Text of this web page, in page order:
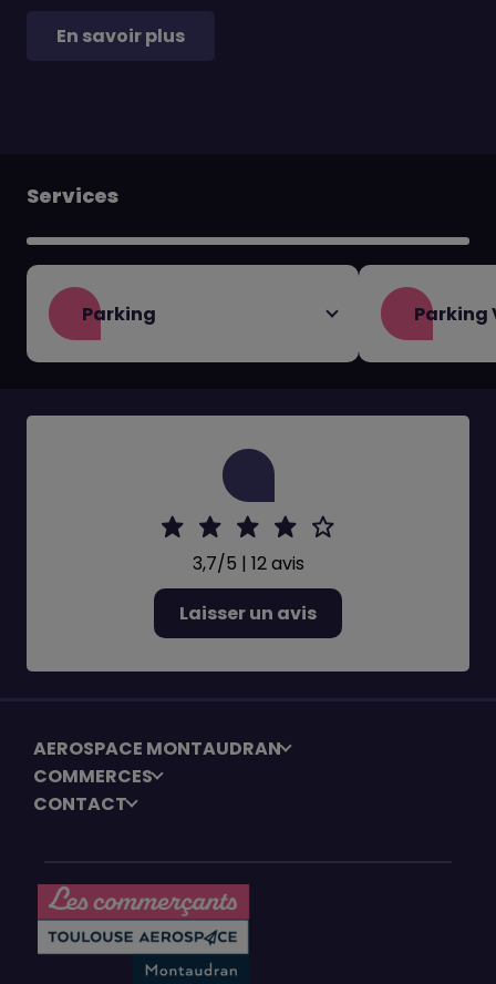
En savoir plus
Services
Parking Parking
3,7/5 | 12 avis
Laisser un avis
AEROSPACE MONTAUDRAN
COMMERCES
CONTACT